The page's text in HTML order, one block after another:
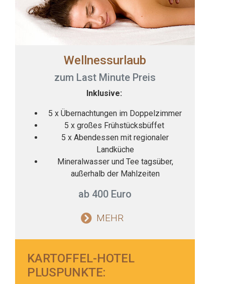
Wellnessurlaub
zum Last Minute Preis
Inklusive:
5 x Übernachtungen im Doppelzimmer
5 x großes Frühstücksbüffet
5 x Abendessen mit regionaler
Landküche
Mineralwasser und Tee tagsüber,
außerhalb der Mahlzeiten
ab 400 Euro
MEHR
KARTOFFEL-HOTEL
PLUSPUNKTE: